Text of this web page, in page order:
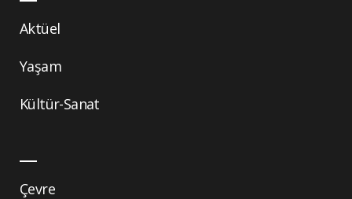
Aktüel
Yaşam
Kültür-Sanat
Çevre